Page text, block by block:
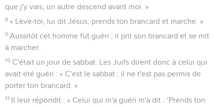
que j'y vais, un autre descend avant moi. »
8 « Lève-toi, lui dit Jésus, prends ton brancard et marche. »
9 Aussitôt cet homme fut guéri ; il prit son brancard et se mit
à marcher.
10 C'était un jour de sabbat. Les Juifs dirent donc à celui qui
avait été guéri : « C'est le sabbat ; il ne t'est pas permis de
porter ton brancard. »
11 Il leur répondit : « Celui qui m'a guéri m'a dit : ‘Prends ton